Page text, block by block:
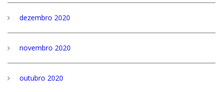
dezembro 2020
novembro 2020
outubro 2020